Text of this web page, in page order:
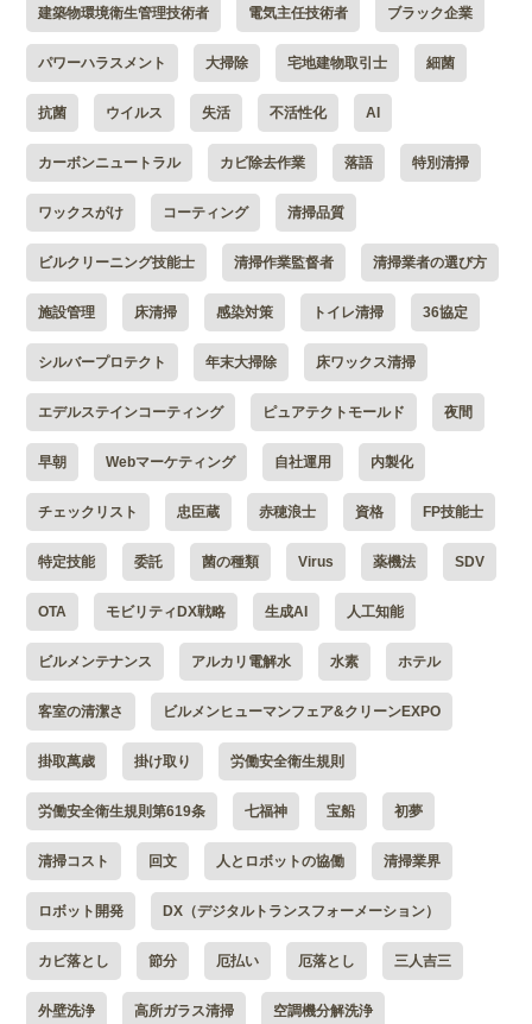
建築物環境衛生管理技術者 電気主任技術者 ブラック企業
パワーハラスメント 大掃除 宅地建物取引士 細菌
抗菌 ウイルス 失活 不活性化 AI
カーボンニュートラル カビ除去作業 落語 特別清掃
ワックスがけ コーティング 清掃品質
ビルクリーニング技能士 清掃作業監督者 清掃業者の選び方
施設管理 床清掃 感染対策 トイレ清掃 36協定
シルバープロテクト 年末大掃除 床ワックス清掃
エデルステインコーティング ピュアテクトモールド 夜間
早朝 Webマーケティング 自社運用 内製化
チェックリスト 忠臣蔵 赤穂浪士 資格 FP技能士
特定技能 委託 菌の種類 Virus 薬機法 SDV
OTA モビリティDX戦略 生成AI 人工知能
ビルメンテナンス アルカリ電解水 水素 ホテル
客室の清潔さ ビルメンヒューマンフェア&クリーンEXPO
掛取萬歳 掛け取り 労働安全衛生規則
労働安全衛生規則第619条 七福神 宝船 初夢
清掃コスト 回文 人とロボットの協働 清掃業界
ロボット開発 DX（デジタルトランスフォーメーション）
カビ落とし 節分 厄払い 厄落とし 三人吉三
外壁洗浄 高所ガラス清掃 空調機分解洗浄